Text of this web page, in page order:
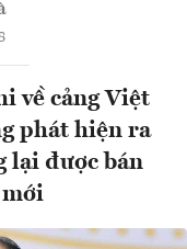
về cảng Việt
phát hiện ra
lại được bán